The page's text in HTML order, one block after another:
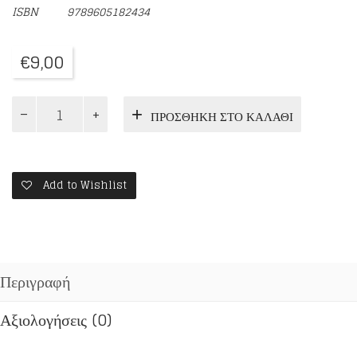
ISBN9789605182434
€9,00
ΠΑΤΕΡΕΣ
ΑΙΩΝΟΣ
(ΔΕΥΤΕΡΟΣ
ΤΟΜΟΣ)
ΠΡΟΣΘΉΚΗ ΣΤΟ ΚΑΛΆΘΙ
Add to Wishlist
Περιγραφή
Αξιολογήσεις (0)